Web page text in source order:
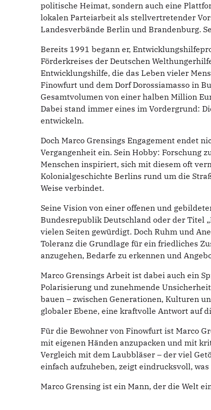
politische Heimat, sondern auch eine
lokalen Parteiarbeit als stellvertretender
Landesverbände Berlin und Brandenburg.
Bereits 1991 begann er,
Förderkreises der Deutschen
Entwicklungshilfe, die das Leben vieler
Finowfurt und dem Dorf Dorossiamasso in
Gesamtvolumen von einer halben Million
Dabei stand immer eines im Vordergrund:
entwickeln.
Doch Marco Grensings Engagement endet
Vergangenheit ein. Sein Hobby: Forschung
Menschen inspiriert, sich mit diesem oft
Kolonialgeschichte Berlins rund um die
Weise verbindet.
Seine Vision von einer offenen und
Bundesrepublik Deutschland oder der Titel
vielen Seiten gewürdigt. Doch Ruhm und
Toleranz die Grundlage für ein friedliches
anzugehen, Bedarfe zu erkennen und
Marco Grensings Arbeit ist dabei auch ein
Polarisierung und zunehmende
bauen – zwischen Generationen, Kulturen
globaler Ebene, eine kraftvolle Antwort auf
Für die Bewohner von Finowfurt ist Marco
mit eigenen Händen anzupacken und mit
Vergleich mit dem Laubbläser – der viel
einfach aufzuheben, zeigt eindrucksvoll,
Marco Grensing ist ein Mann, der die Welt